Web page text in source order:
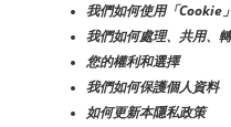
我們如何使用「Cookie
我們如何處理、共用、
您的權利和選擇
我們如何保護個人資料
如何更新本隱私政策